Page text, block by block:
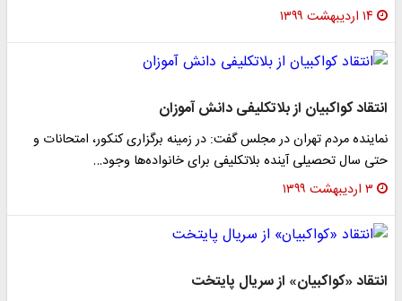
۱۴ اردیبهشت ۱۳۹۹
انتقاد کواکبیان از بلاتکلیفی دانش آموزان
نماینده مردم تهران در مجلس گفت: در زمینه برگزاری کنکور، امتحانات و
حتی سال تحصیلی آینده بلاتکلیفی برای خانواده‌ها وجود…
۳ اردیبهشت ۱۳۹۹
انتقاد «کواکبیان» از سریال پایتخت